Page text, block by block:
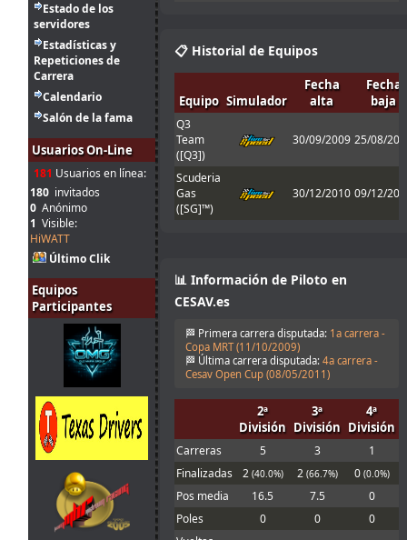
31
jul.
14:13
johneysvk
Spambot in
forum
31
jul.
12:40
camtawn
Menjacocs, ten
agallas y T1 ;
*en ; Y t3, a
fondo o a casa
31
jul.
10:51
mitsumeku:
Tienes que
enviarlo al host
cuando sales de
boxes ; Para que
valide el setup
31
jul.
10:21
Ferminator:
Perdon, no se
que pasa con el
set obligatorio,
yo lo meto en la
carpeta de
setup y me echa
en 30
menjacocs
1 segunto en el
T1 !!!!
Cameron!!!
30
jul.
15:04
Mola! Nos
vemos el Lunes
😃
14:14
johneysvk:
Would be good
to allow
different tyre
manufacturers
Estado de los
servidores
Estadísticas y
Repeticiones de
Carrera
Calendario
Salón de la fama
Usuarios On-Line
181 Usuarios en línea:
180 invitados
0 Anónimo
1 Visible:
HiWATT
Último Clik
Equipos
Participantes
📋 Historial de Equipos
Equipo Simulador
Fecha
alta
Fecha
baja
Q3
Team
([Q3])
30/09/2009 25/08/
Scuderia
Gas
([SG]™)
30/12/2010 09/12/
📊 Información de Piloto en
CESAV.es
🏁 Primera carrera disputada: 1a carrera -
Copa MRT (11/10/2009)
🏁 Última carrera disputada: 4a carrera -
Cesav Open Cup (08/05/2011 )
2ª
División
3ª
División
4ª
División
Carreras 5 3
1
Finalizadas
2 (40.0%) 2 (66.7%) 0 (0.0%)
Pos media 16.5 7.5
0
Poles
0 0
0